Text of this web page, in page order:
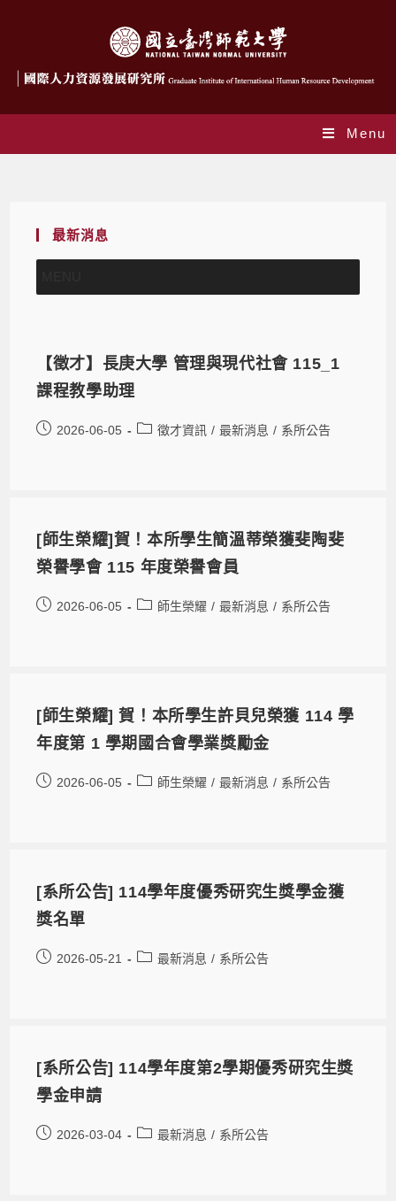
Menu
最新消息
【徵才】長庚大學 管理與現代社會 115_1
課程教學助理
2026-06-05 徵才資訊 / 最新消息 / 系所公告
[師生榮耀]賀！本所學生簡溫蒂榮獲斐陶斐
榮譽學會 115 年度榮譽會員
2026-06-05 師生榮耀 / 最新消息 / 系所公告
[師生榮耀] 賀！本所學生許貝兒榮獲 114 學
年度第 1 學期國合會學業獎勵金
2026-06-05 師生榮耀 / 最新消息 / 系所公告
[系所公告] 114學年度優秀研究生獎學金獲
獎名單
2026-05-21 最新消息 / 系所公告
[系所公告] 114學年度第2學期優秀研究生獎
學金申請
2026-03-04 最新消息 / 系所公告